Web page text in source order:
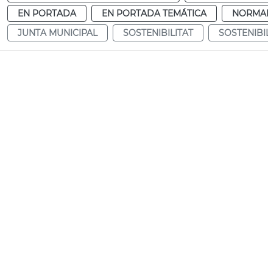
EN PORTADA
EN PORTADA TEMÁTICA
JUNTA MUNICIPAL
SOSTENIBILITAT